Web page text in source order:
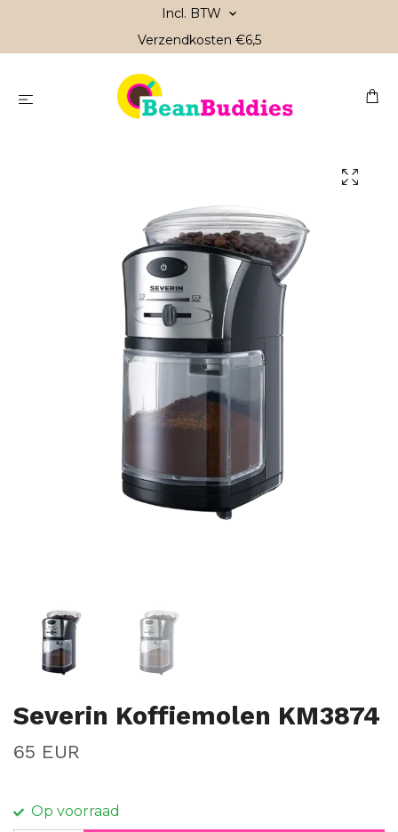
Incl. BTW
Verzendkosten €6,5
Severin Koffiemolen KM3874
65 EUR
Op voorraad